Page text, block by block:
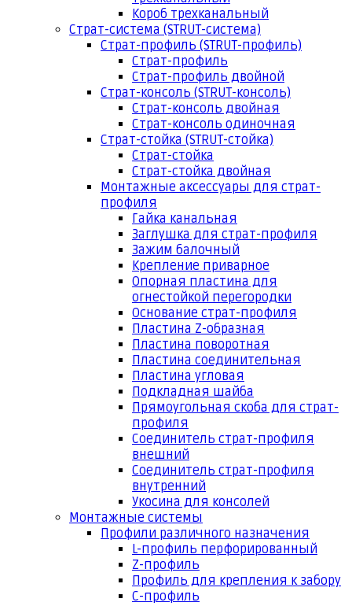
Короб трехканальный
Страт-система (STRUT-система)
Страт-профиль (STRUT-профиль)
Страт-профиль
Страт-профиль двойной
Страт-консоль (STRUT-консоль)
Страт-консоль двойная
Страт-консоль одиночная
Страт-стойка (STRUT-стойка)
Страт-стойка
Страт-стойка двойная
Монтажные аксессуары для страт-
профиля
Гайка канальная
Заглушка для страт-профиля
Зажим балочный
Крепление приварное
Опорная пластина для
огнестойкой перегородки
Основание страт-профиля
Пластина Z-образная
Пластина поворотная
Пластина соединительная
Пластина угловая
Подкладная шайба
Прямоугольная скоба для страт-
профиля
Соединитель страт-профиля
внешний
Соединитель страт-профиля
внутренний
Укосина для консолей
Монтажные системы
Профили различного назначения
L-профиль перфорированный
Z-профиль
Профиль для крепления к забору
С-профиль